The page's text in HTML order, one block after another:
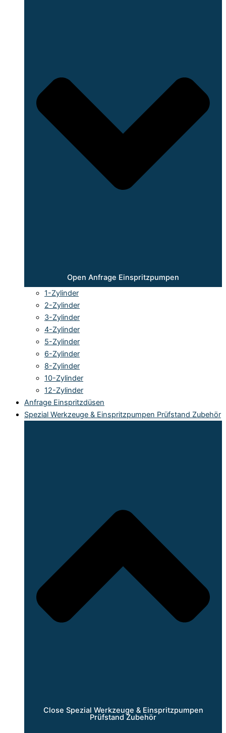
Open Anfrage Einspritzpumpen
1-Zylinder
2-Zylinder
3-Zylinder
4-Zylinder
5-Zylinder
6-Zylinder
8-Zylinder
10-Zylinder
12-Zylinder
Anfrage Einspritzdüsen
Spezial Werkzeuge & Einspritzpumpen Prüfstand Zubehör
Close Spezial Werkzeuge & Einspritzpumpen
Prüfstand Zubehör